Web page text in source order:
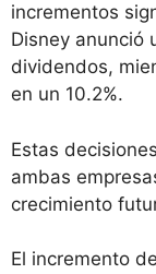
incrementos
Disney anunció
dividendos,
en un 10.2%.
Estas
ambas
crecimiento
El incremento